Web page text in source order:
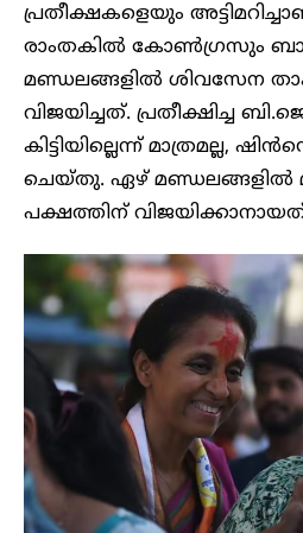
പ്രതീക്ഷകളെയും
രാംതകിൽ കോൺ​ഗ്രസും
മണ്ഡലങ്ങളിൽ ശിവസേന
വിജയിച്ചത്. പ്രതീക്ഷിച്ച
കിട്ടിയില്ലെന്ന് മാത്രമല്ല,
ചെയ്തു. ഏഴ് മണ്ഡലങ്ങളിൽ
പക്ഷത്തിന്